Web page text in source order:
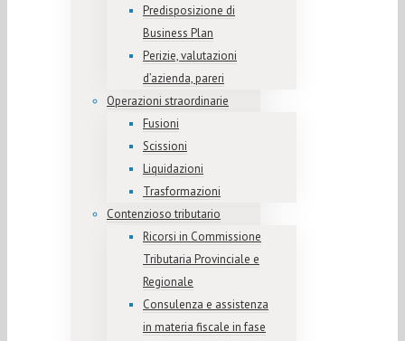
Predisposizione di
Business Plan
Perizie, valutazioni
d’azienda, pareri
Operazioni straordinarie
Fusioni
Scissioni
Liquidazioni
Trasformazioni
Contenzioso tributario
Ricorsi in Commissione
Tributaria Provinciale e
Regionale
Consulenza e assistenza
in materia fiscale in fase